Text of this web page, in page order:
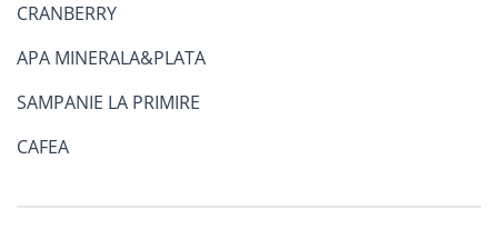
CRANBERRY
APA MINERALA&PLATA
SAMPANIE LA PRIMIRE
CAFEA